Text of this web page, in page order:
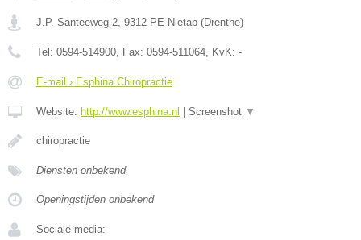
J.P. Santeeweg 2, 9312 PE Nietap (Drenthe)
Tel: 0594-514900, Fax: 0594-511064, KvK: -
E-mail › Esphina Chiropractie
Website: http://www.esphina.nl Screenshot ▼
chiropractie
Diensten onbekend
Openingstijden onbekend
Sociale media: